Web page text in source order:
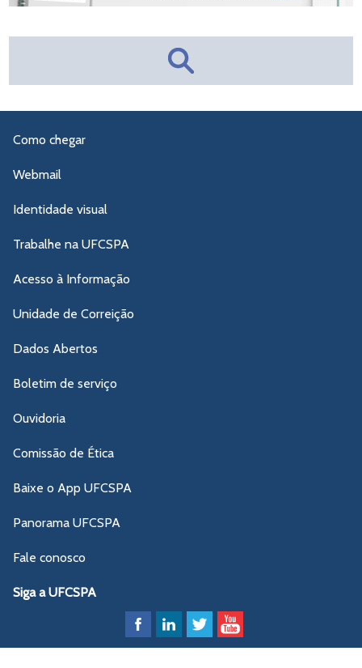
Como chegar
Webmail
Identidade visual
Trabalhe na UFCSPA
Acesso à Informação
Unidade de Correição
Dados Abertos
Boletim de serviço
Ouvidoria
Comissão de Ética
Baixe o App UFCSPA
Panorama UFCSPA
Fale conosco
Siga a UFCSPA